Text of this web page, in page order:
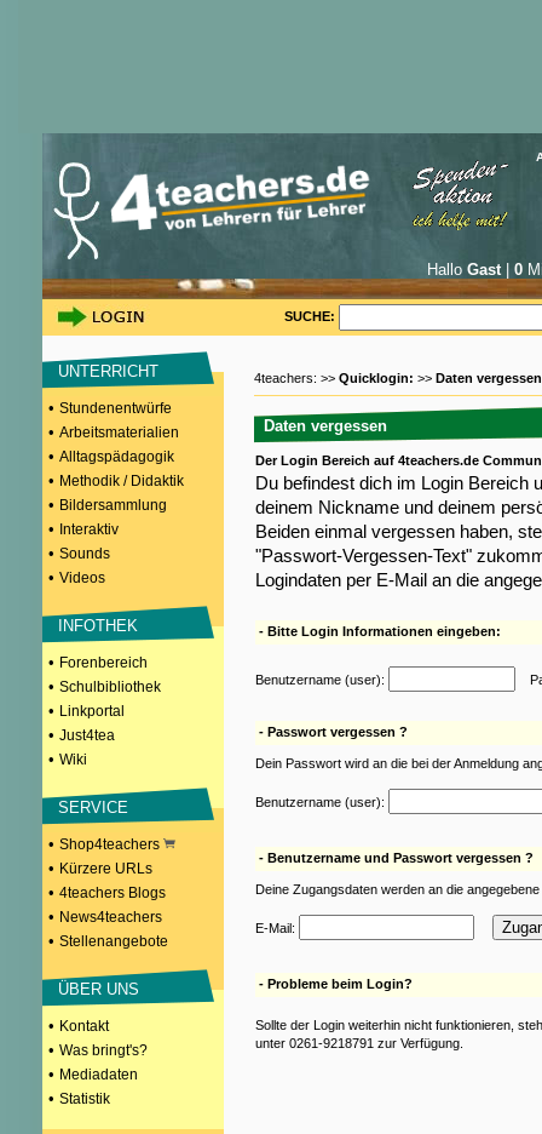
Hallo Gast| 0
SUCHE:
UNTERRICHT
• Stundenentwürfe
• Arbeitsmaterialien
• Alltagspädagogik
• Methodik / Didaktik
• Bildersammlung
• Interaktiv
• Sounds
• Videos
INFOTHEK
• Forenbereich
• Schulbibliothek
• Linkportal
• Just4tea
• Wiki
SERVICE
• Shop4teachers
• Kürzere URLs
• 4teachers Blogs
• News4teachers
• Stellenangebote
ÜBER UNS
• Kontakt
• Was bringt's?
• Mediadaten
• Statistik
4teachers: >> Quicklogin: >> Daten vergessen
Daten vergessen
Der Login Bereich auf 4teachers.de
Du befindest dich im Login Bereich
deinem Nickname und deinem
Beiden einmal vergessen haben,
"Passwort-Vergessen-Text"
Logindaten per E-Mail an die
- Bitte Login Informationen eingeben:
Benutzername (user):
- Passwort vergessen ?
Dein Passwort wird an die bei der Anmeldung
Benutzername (user):
- Benutzername und Passwort vergessen ?
Deine Zugangsdaten werden an die
E-Mail:
- Probleme beim Login?
Sollte der Login weiterhin nicht funktionieren,
unter 0261-9218791 zur Verfügung.